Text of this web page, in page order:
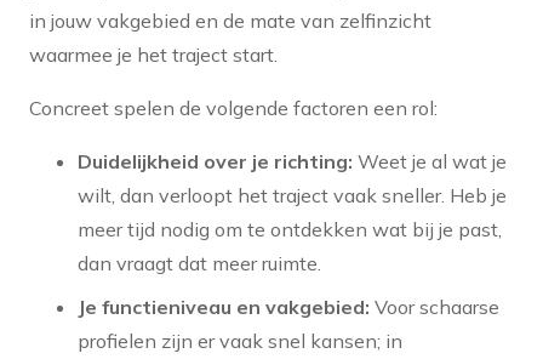
in jouw vakgebied en de mate van zelfinzicht
waarmee je het traject start.
Concreet spelen de volgende factoren een rol:
Duidelijkheid over je richting: Weet je al wat je
wilt, dan verloopt het traject vaak sneller. Heb je
meer tijd nodig om te ontdekken wat bij je past,
dan vraagt dat meer ruimte.
Je functieniveau en vakgebied: Voor schaarse
profielen zijn er vaak snel kansen; in